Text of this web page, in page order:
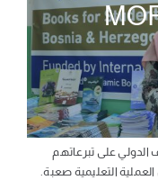
على تبرعاتهم
التعليمية صعبة.